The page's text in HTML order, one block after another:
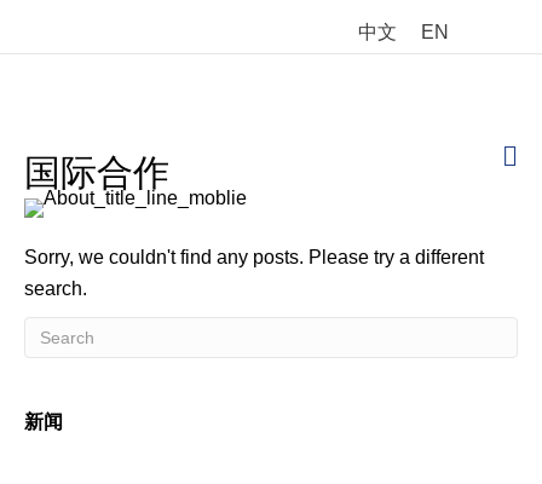
中文 EN
国际合作
Sorry, we couldn't find any posts. Please try a different
search.
新闻